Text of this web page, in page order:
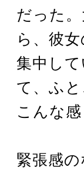
だった
ら、彼
集中し
て、ふ
こんな
緊張感